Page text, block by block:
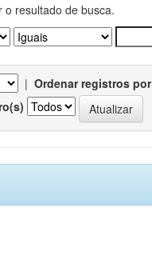
o resultado de busca.
| Ordenar registros por